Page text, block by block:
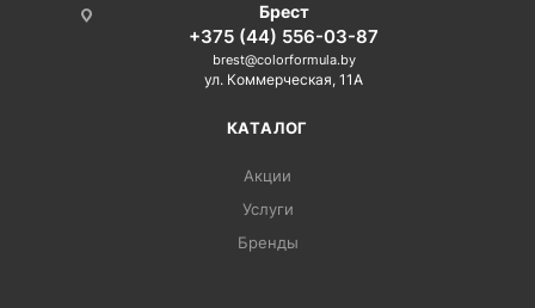
Брест
+375 (44) 556-03-87
brest@colorformula.by
ул. Коммерческая, 11А
КАТАЛОГ
Акции
Услуги
Бренды